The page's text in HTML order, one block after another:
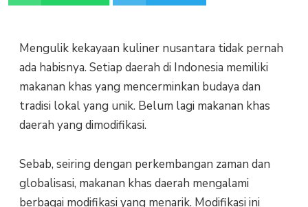
Mengulik kekayaan kuliner nusantara tidak pernah
ada habisnya. Setiap daerah di Indonesia memiliki
makanan khas yang mencerminkan budaya dan
tradisi lokal yang unik. Belum lagi makanan khas
daerah yang dimodifikasi.
Sebab, seiring dengan perkembangan zaman dan
globalisasi, makanan khas daerah mengalami
berbagai modifikasi yang menarik. Modifikasi ini